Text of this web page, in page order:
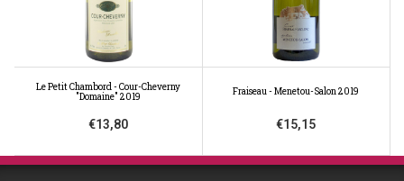
Le Petit Chambord - Cour-Cheverny
"Domaine" 2019
€13,80
Fraiseau - Menetou-Salon 2019
€15,15